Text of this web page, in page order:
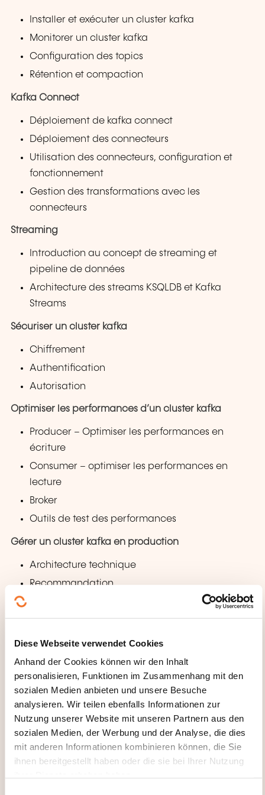
Diese Webseite verwendet Cookies
Anhand der Cookies können wir den Inhalt
personalisieren, Funktionen im Zusammenhang mit den
sozialen Medien anbieten und unsere Besuche
analysieren. Wir teilen ebenfalls Informationen zur
Nutzung unserer Website mit unseren Partnern aus den
sozialen Medien, der Werbung und der Analyse, die dies
mit anderen Informationen kombinieren können, die Sie
ihnen bereitgestellt haben oder die sie bei Ihrer Nutzung
Installer et exécuter un cluster kafka
Monitorer un cluster kafka
Configuration des topics
Rétention et compaction
Kafka Connect
Déploiement de kafka connect
Déploiement des connecteurs
Utilisation des connecteurs, configuration et
fonctionnement
Gestion des transformations avec les
connecteurs
Streaming
Introduction au concept de streaming et
pipeline de données
Architecture des streams KSQLDB et Kafka
Streams
Sécuriser un cluster kafka
Chiffrement
Authentification
Autorisation
Optimiser les performances d’un cluster kafka
Producer – Optimiser les performances en
écriture
Consumer – optimiser les performances en
lecture
Broker
Outils de test des performances
Gérer un cluster kafka en production
Architecture technique
Recommandation
WAS ERHALTEN SIE AM ENDE
DER WEITERBILDUNG?
Une attestation de participation sera transmise aux
participants